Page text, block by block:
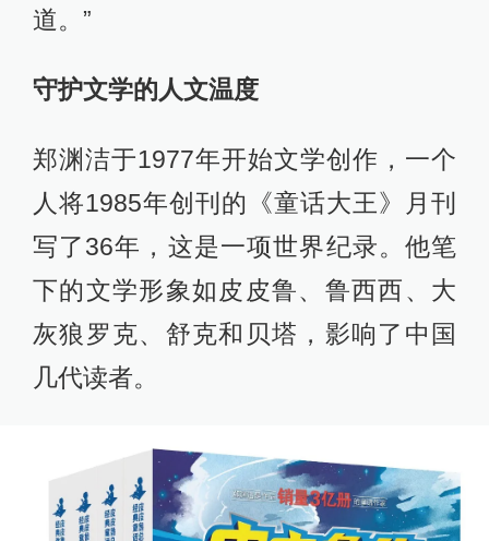
道。”
守护文学的人文温度
郑渊洁于1977年开始文学创作，一个
人将1985年创刊的《童话大王》月刊
写了36年，这是一项世界纪录。他笔
下的文学形象如皮皮鲁、鲁西西、大
灰狼罗克、舒克和贝塔，影响了中国
几代读者。